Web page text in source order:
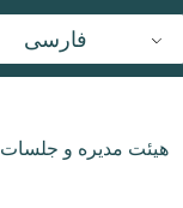
فارسی
هیئت مدیره و جلسات